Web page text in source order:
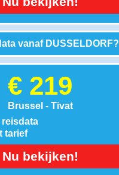
vanaf DUSSELDORF?
€ 219
Brussel - Tivat
reisdata
tarief
Nu bekijken!